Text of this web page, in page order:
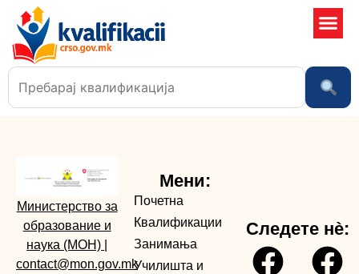
Министерство за
образование и
наука (МОН)
contact@mon.gov.mk
Мени:
Почетна
Квалификации
Занимања
Училишта и
Следете нè: